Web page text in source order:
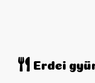
Erdei